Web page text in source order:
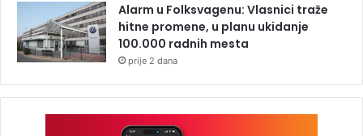
Alarm u Folksvagenu: Vlasnici traže
hitne promene, u planu ukidanje
100.000 radnih mesta
prije 2 dana